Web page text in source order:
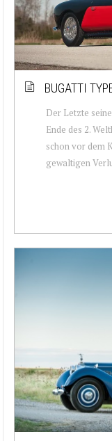
BUGATTI
Der Letzte
Ende des 2.
schon vor dem
gewaltigen